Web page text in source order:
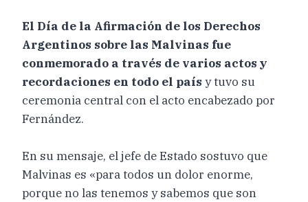
El Día de la Afirmación de los Derechos
Argentinos sobre las Malvinas fue
conmemorado a través de varios actos y
recordaciones en todo el país y tuvo su
ceremonia central con el acto encabezado por
Fernández.
En su mensaje, el jefe de Estado sostuvo que
Malvinas es «para todos un dolor enorme,
porque no las tenemos y sabemos que son